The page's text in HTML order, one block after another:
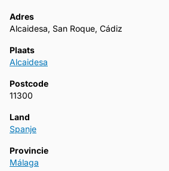
Adres
Alcaidesa, San Roque, Cádiz
Plaats
Alcaidesa
Postcode
11300
Land
Spanje
Provincie
Málaga